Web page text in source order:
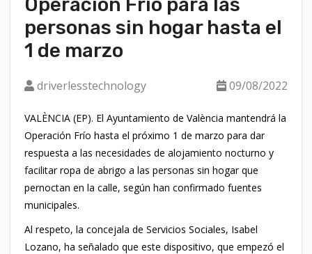
personas sin hogar hasta el
1 de marzo
driverlesstechnology 09/08/2022
VALÈNCIA (EP). El Ayuntamiento de València mantendrá la
Operación Frío hasta el próximo 1 de marzo para dar
respuesta a las necesidades de alojamiento nocturno y
facilitar ropa de abrigo a las personas sin hogar que
pernoctan en la calle, según han confirmado fuentes
municipales.
Al respeto, la concejala de Servicios Sociales, Isabel
Lozano, ha señalado que este dispositivo, que empezó el